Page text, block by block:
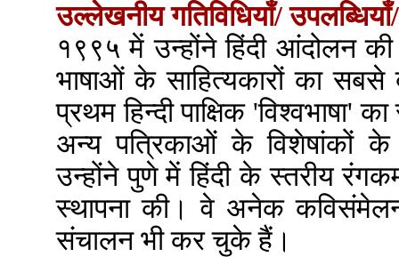
उल्लेखनीय गतिविधियाँ/ उपलब्धियाँ/
१९९५ में उन्होंने हिंदी आंदोलन
भाषाओं के साहित्यकारों का
प्रथम हिन्दी पाक्षिक
अन्य पत्रिकाओं के विशेषांकों के
उन्होंने पुणे में हिंदी के स्तरीय
स्थापना की। वे अनेक
संचालन भी कर चुके हैं।